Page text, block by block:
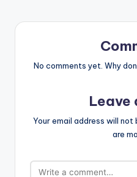
No comments yet. Why
Leave
Your email address will not
are